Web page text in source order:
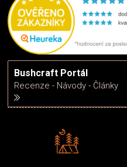
Bushcraft Portál
Recenze - Návody - Články